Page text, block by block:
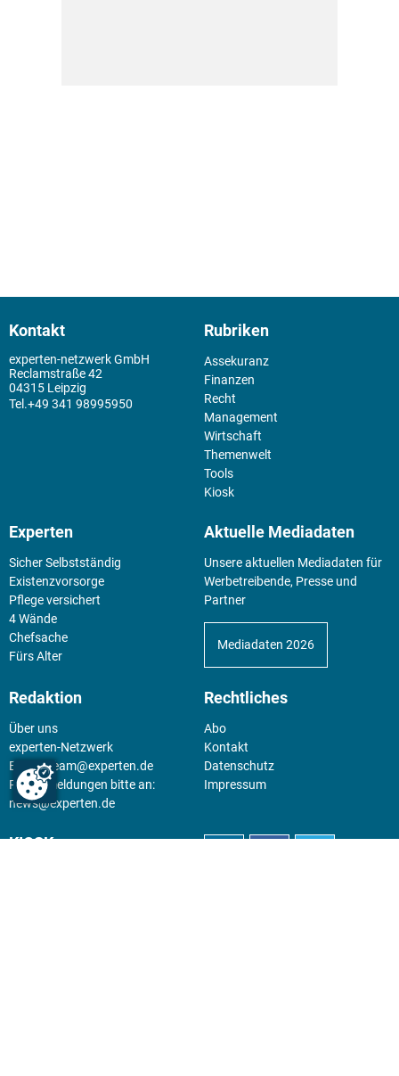
Kontakt
experten-netzwerk GmbH
Reclamstraße 42
04315 Leipzig
+49 341 98995950
Rubriken
Assekuranz
Finanzen
Recht
Management
Wirtschaft
Themenwelt
Tools
Kiosk
Experten
Sicher Selbstständig
Existenz­vorsorge
Pflege versichert
4 Wände
Chefsache
Fürs Alter
Aktuelle Mediadaten
Unsere aktuellen Mediadaten für
Werbetreibende, Presse und
Partner
Mediadaten 2026
Redaktion
Über uns
experten-Netzwerk
E-Mail:team@experten.de
Pressemeldungen bitte an:
news@experten.de
Rechtliches
Abo
Kontakt
Datenschutz
Impressum
KIOSK